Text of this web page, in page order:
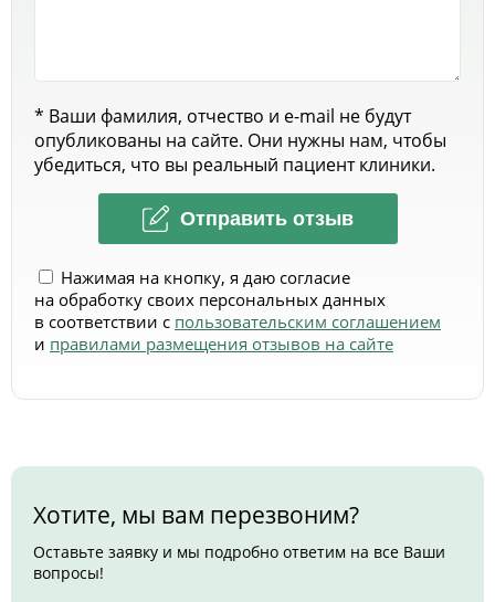
* Ваши фамилия, отчество и e-mail не будут
опубликованы на сайте. Они нужны нам, чтобы
убедиться, что вы реальный пациент клиники.
Отправить отзыв
Нажимая на кнопку, я даю согласие
на обработку своих персональных данных
в соответствии с пользовательским соглашением
и правилами размещения отзывов на сайте
Хотите, мы вам перезвоним?
Оставьте заявку и мы подробно ответим на все Ваши
вопросы!